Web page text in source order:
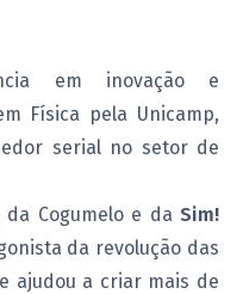
em inovação e
Física pela Unicamp,
serial no setor de
Cogumelo e da Sim!
da revolução das
ajudou a criar mais de